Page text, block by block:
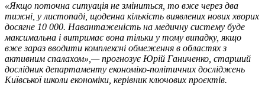
«Якщо поточна ситуація не зміниться, то вже через два
тижні, у листопаді, щоденна кількість виявлених нових хворих
досягне 10 000. Навантаженість на медичну систему буде
максимальна і витримає вона тільки у тому випадку, якщо
вже зараз вводити комплексні обмеження в областях з
активним спалахом»,— прогнозує Юрій Ганиченко, старший
дослідник департаменту економіко-політичних досліджень
Київської школи економіки, керівник ключових проєктів.